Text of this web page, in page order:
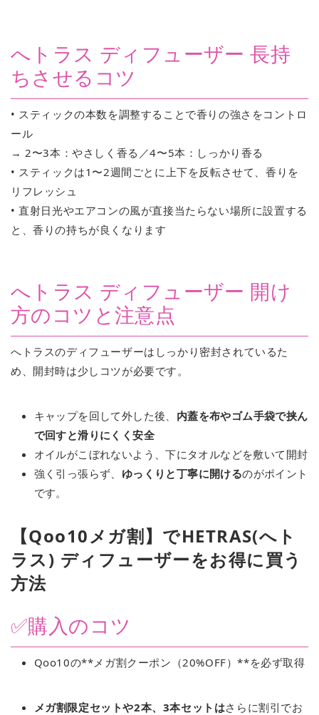
へトラス ディフューザー 長持
ちさせるコツ
• スティックの本数を調整することで香りの強さをコントロ
ール
→ 2〜3本：やさしく香る／4〜5本：しっかり香る
• スティックは1〜2週間ごとに上下を反転させて、香りを
リフレッシュ
• 直射日光やエアコンの風が直接当たらない場所に設置する
と、香りの持ちが良くなります
へトラス ディフューザー 開け
方のコツと注意点
へトラスのディフューザーはしっかり密封されているた
め、開封時は少しコツが必要です。
キャップを回して外した後、 内蓋を布やゴム手袋で挟ん
で回すと滑りにくく安全
オイルがこぼれないよう、下にタオルなどを敷いて開封
強く引っ張らず、 ゆっくりと丁寧に開けるのがポイント
です。
【Qoo10メガ割】でHETRAS(へト
ラス) ディフューザーをお得に買う
方法
✅購入のコツ
Qoo10の**メガ割クーポン（20%OFF）**を必ず取得
メガ割限定セットや2本、3本セットはさらに割引でお